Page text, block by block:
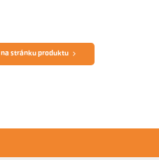
na stránku produktu